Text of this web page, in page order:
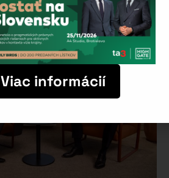
Viac informácií